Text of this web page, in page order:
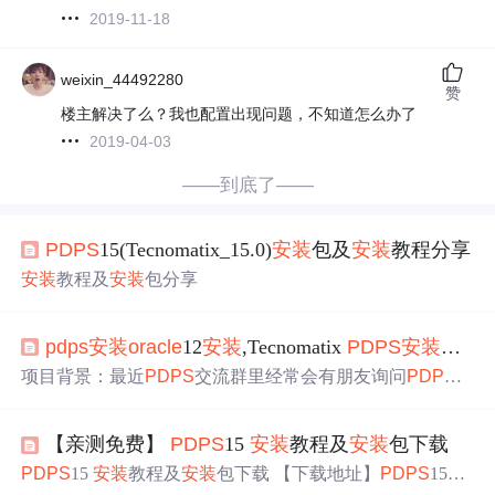
2019-11-18
weixin_44492280
楼主解决了么？我也配置出现问题，不知道怎么办了
2019-04-03
赞
——到底了——
PDPS15(Tecnomatix_15.0)安装包及安装教程分享
安装教程及安装包分享
pdps安装oracle12安装,Tecnomatix PDPS安装教程
项目背景：最近PDPS交流群里经常会有朋友询问 PDPS
软件完整的安装 过程。 解决方案：1、准备程序。PDPS
件提供给我们的是一个系统性的 解决方案，同时它也是基
【亲测免费】 PDPS15安装教程及安装包下载
PDPS15安装教程及安装 包下载 【下载地址】 PDPS15安